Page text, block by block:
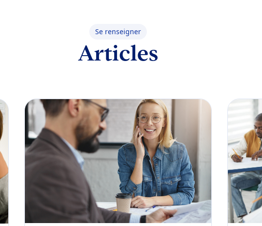
Se renseigner
Articles